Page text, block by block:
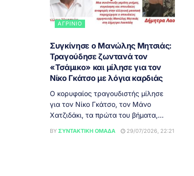
ΑΓΡΊΝΙΟ
Συγκίνησε ο Μανώλης Μητσιάς:
Τραγούδησε ζωντανά τον
«Τσάμικο» και μίλησε για τον
Νίκο Γκάτσο με λόγια καρδιάς
Ο κορυφαίος τραγουδιστής μίλησε
για τον Νίκο Γκάτσο, τον Μάνο
Χατζιδάκι, τα πρώτα του βήματα,...
BY ΣΥΝΤΑΚΤΙΚΉ ΟΜΆΔΑ 29/07/2026, 22:21